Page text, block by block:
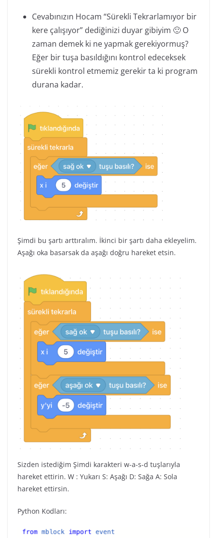
Cevabınızın Hocam “Sürekli Tekrarlamıyor bir
kere çalışıyor” dediğinizi duyar gibiyim 🙂 O
zaman demek ki ne yapmak gerekiyormuş?
Eğer bir tuşa basıldığını kontrol edeceksek
sürekli kontrol etmemiz gerekir ta ki program
durana kadar.
Şimdi bu şartı arttıralım. İkinci bir şartı daha ekleyelim.
Aşağı oka basarsak da aşağı doğru hareket etsin.
Sizden istediğim Şimdi karakteri w-a-s-d tuşlarıyla
hareket ettirin. W : Yukarı S: Aşağı D: Sağa A: Sola
hareket ettirsin.
Python Kodları: